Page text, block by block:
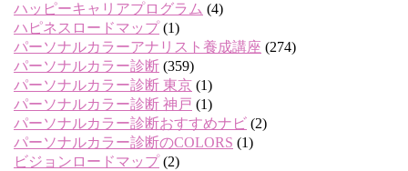
ハッピーキャリアプログラム (4)
ハピネスロードマップ(1)
パーソナルカラーアナリスト養成講座 (274)
パーソナルカラー診断 (359)
パーソナルカラー診断 東京 (1)
パーソナルカラー診断 神戸 (1)
パーソナルカラー診断おすすめナビ (2)
パーソナルカラー診断のCOLORS (1)
ビジョンロードマップ(2)